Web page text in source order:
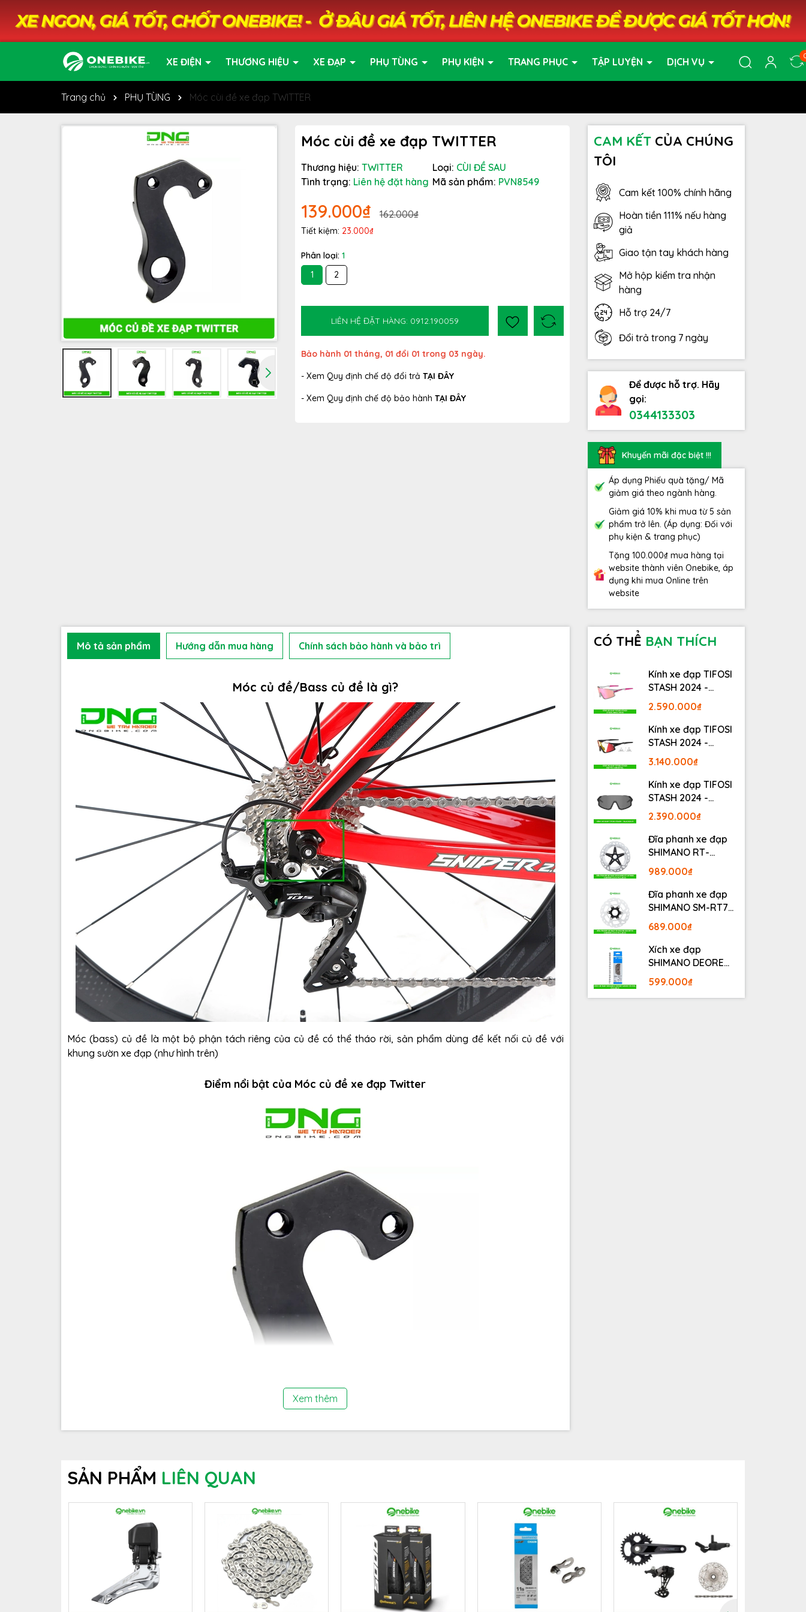
XE ĐIỆN THƯƠNG HIỆU XE ĐẠP PHỤ TÙNG PHỤ KIỆN TRANG PHỤC TẬP LUYỆN DỊCH VỤ
Trang chủ PHỤ TÙNG Móc cùi đề xe đạp TWITTER
Móc cùi đề xe đạp TWITTER
Thương hiệu: TWITTER Loại: CÙI ĐỀ SAU
Tình trạng: Liên hệ đặt hàng Mã sản phẩm: PVN8549
139.000₫ 162.000₫
Tiết kiệm: 23.000₫
Phân loại: 1
1
2
LIÊN HỆ ĐẶT HÀNG: 0912.190059
Bảo hành 01 tháng, 01 đổi 01 trong 03 ngày.
- Xem Quy định chế độ đổi trả TẠI ĐÂY
- Xem Quy định chế độ bảo hành TẠI ĐÂY
CAM KẾTCỦA CHÚNG
TÔI
Cam kết 100% chính hãng
Hoàn tiền 111% nếu hàng
giả
Giao tận tay khách hàng
Mở hộp kiểm tra nhận
hàng
Hỗ trợ 24/7
Đổi trả trong 7 ngày
Để được hỗ trợ. Hãy
gọi:
0344133303
Khuyến mãi đặc biệt !!!
Áp dụng Phiếu quà tặng/ Mã
giảm giá theo ngành hàng.
Giảm giá 10% khi mua từ 5 sản
phẩm trở lên. (Áp dụng: Đối với
phụ kiện & trang phục)
Tặng 100.000₫ mua hàng tại
website thành viên Onebike, áp
dụng khi mua Online trên
website
Mô tả sản phẩm Hướng dẫn mua hàng Chính sách bảo hành và bảo trì
Móc củ đề/Bass củ đề là gì?
Móc (bass) củ đề là một bộ phận tách riêng của củ đề có thể tháo rời, sản phẩm dùng để kết nối củ đề với
khung sườn xe đạp (như hình trên)
Điểm nổi bật của Móc củ đề xe đạp Twitter
Móc củ đề xe đạp Twitter
được sản xuất bằng chất liệu nhôm siêu nhẹ, siêu bền, móc được cắt bằng công
nghệ CNC hiện đại sử dụng làm cầu nối giữa củ đề xe đạp và sườn xe đạp của bạn, với thiết kế đơn giản gọn nhẹ
Xem thêm
CÓ THỂ BẠN THÍCH
Kính xe đạp TIFOSI
STASH 2024 -
STASH, RACE PINK
2.590.000₫
Kính xe đạp TIFOSI
STASH 2024 -
MATTE GUNMETAL
3.140.000₫
Kính xe đạp TIFOSI
STASH 2024 -
BLACKOUT
2.390.000₫
Đĩa phanh xe đạp
SHIMANO RT-
MT800 Center lock
Fullbox
989.000₫
Đĩa phanh xe đạp
SHIMANO SM-RT70
Center lock Fullbox
689.000₫
Xích xe đạp
SHIMANO DEORE
M6100 12S 126L
Fullbox
599.000₫
SẢN PHẨM LIÊN QUAN